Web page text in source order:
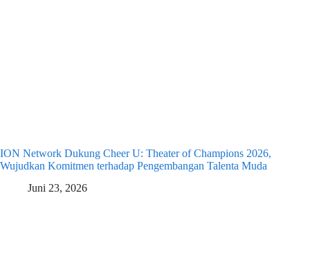
ION Network Dukung Cheer U: Theater of Champions 2026,
Wujudkan Komitmen terhadap Pengembangan Talenta Muda
Juni 23, 2026